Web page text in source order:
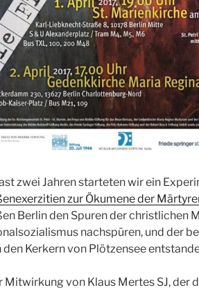
zwei Jahren starteten wir ein
zur Ökumene der
Berlin den Spuren der christlichen
nachspüren, und der
den Kerkern von Plötzensee
Mitwirkung von Klaus Mertes SJ, der